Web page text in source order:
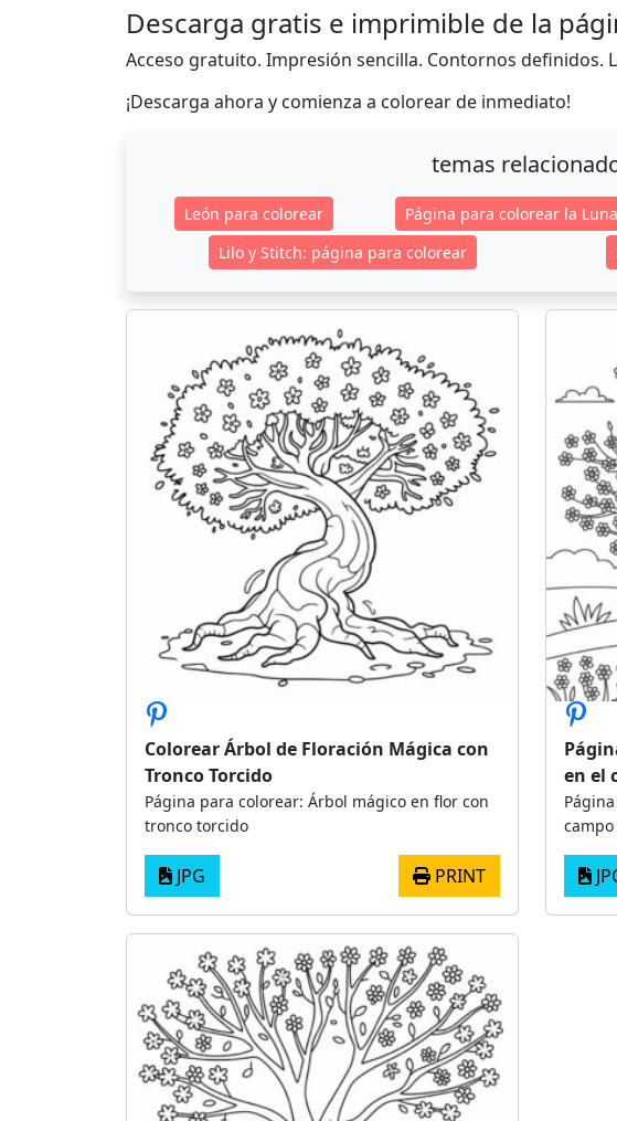
Descarga gratis e imprimible de la
Acceso gratuito. Impresión sencilla. Contornos definidos.
¡Descarga ahora y comienza a colorear de inmediato!
temas
León para colorear Página para colorear la Luna
Lilo y Stitch: página para colorear
Colorear Árbol de Floración Mágica con
Tronco Torcido
Página para colorear: Árbol mágico en flor con
tronco torcido
JPG PRINT
en el
campo